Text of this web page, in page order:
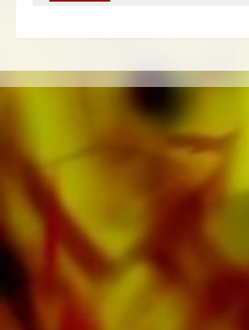
Band finden Sie im Onlineshop
weiteren Besetzungen wie Brass
Blasorchester,
Blechbläserensemble,
Sinfonieorchester sowie CDs und
Schulmaterial. Auf den Tonträgern
Obrasso Records wurde ein
verlagseigenen Literatur von Top
wie der Black Dyke Band, Cory
Brighouse & Rastrick Band oder
Oberaargauer Brass Band
Sämtliche Tonträger sind auch
gängigen Portalen von Apple,
Google, Spotify und weiteren